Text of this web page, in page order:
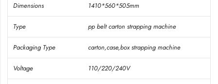
Dimensions 1410*560*505mm
Type pp belt carton strapping machine
Packaging Type carton,case,box strapping machine
Voltage 110/220/240V